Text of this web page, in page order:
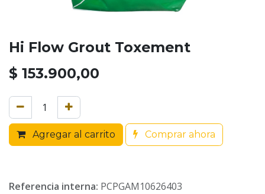
Hi Flow Grout Toxement
$ 153.900,00
Agregar al carrito Comprar ahora
Referencia interna: PCPGAM10626403